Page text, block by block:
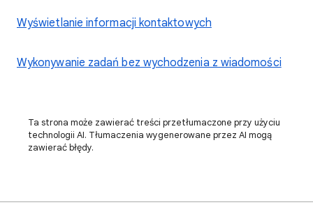
Wyświetlanie informacji kontaktowych
Wykonywanie zadań bez wychodzenia z wiadomości
Ta strona może zawierać treści przetłumaczone przy użyciu
technologii AI. Tłumaczenia wygenerowane przez AI mogą
zawierać błędy.